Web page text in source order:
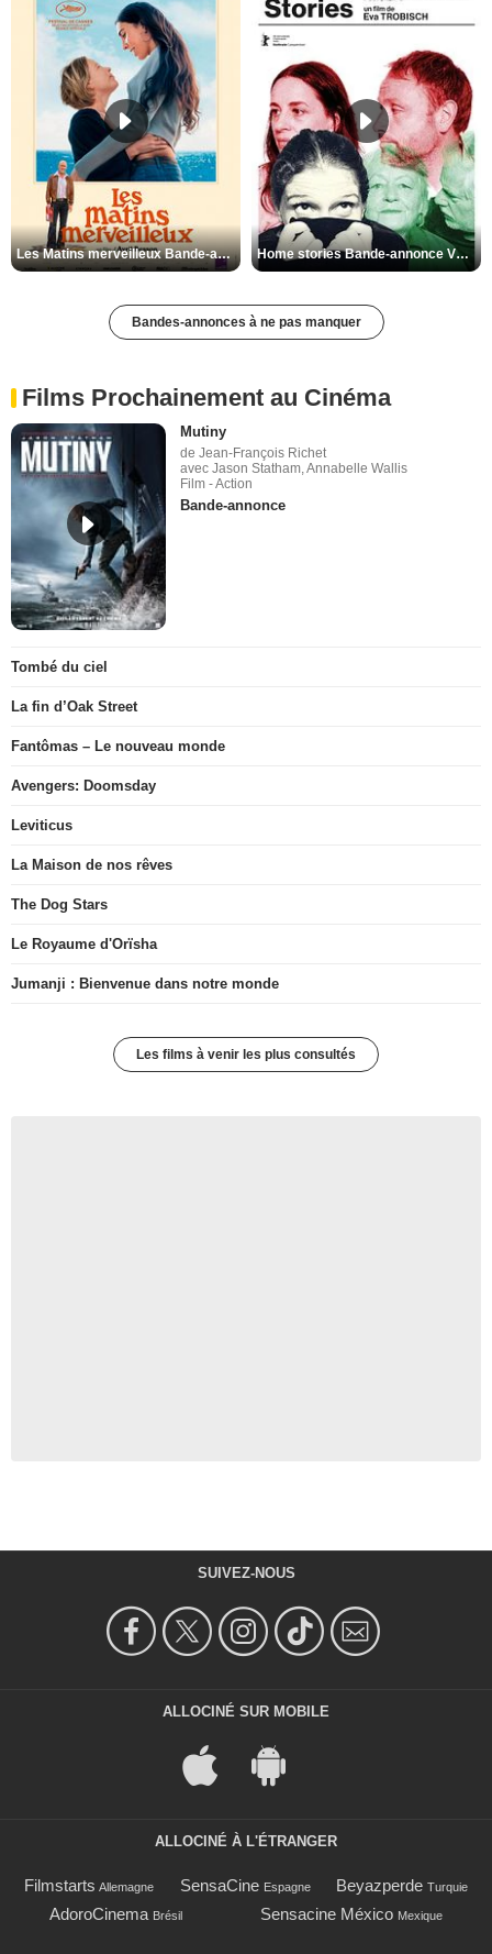
Les Matins merveilleux Bande-annonce VF Home stories Bande-annonce VO STFR
Bandes-annonces à ne pas manquer
Films Prochainement au Cinéma
Mutiny
de Jean-François Richet
avec Jason Statham, Annabelle Wallis
Film - Action
Bande-annonce
Tombé du ciel
La fin d’Oak Street
Fantômas – Le nouveau monde
Avengers: Doomsday
Leviticus
La Maison de nos rêves
The Dog Stars
Le Royaume d'Orïsha
Jumanji : Bienvenue dans notre monde
Les films à venir les plus consultés
SUIVEZ-NOUS
ALLOCINÉ SUR MOBILE
ALLOCINÉ À L'ÉTRANGER
Filmstarts Allemagne SensaCine Espagne Beyazperde Turquie
AdoroCinema Brésil Sensacine México Mexique